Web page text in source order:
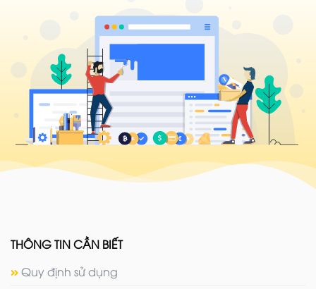
THÔNG TIN CẦN BIẾT
Quy định sử dụng